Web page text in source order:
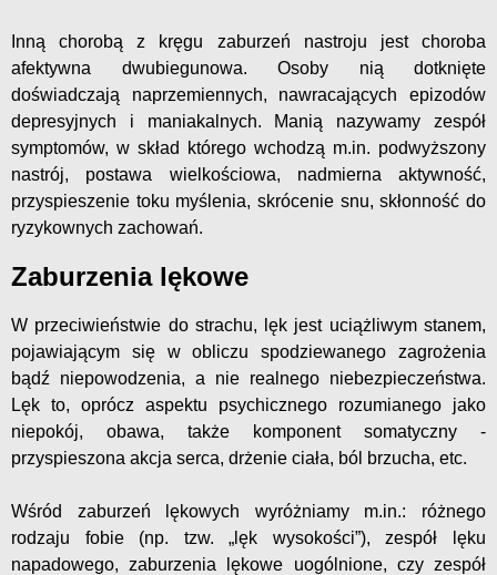
Inną chorobą z kręgu zaburzeń nastroju jest choroba
afektywna dwubiegunowa. Osoby nią dotknięte
doświadczają naprzemiennych, nawracających epizodów
depresyjnych i maniakalnych. Manią nazywamy zespół
symptomów, w skład którego wchodzą m.in. podwyższony
nastrój, postawa wielkościowa, nadmierna aktywność,
przyspieszenie toku myślenia, skrócenie snu, skłonność do
ryzykownych zachowań.
Zaburzenia lękowe
W przeciwieństwie do strachu, lęk jest uciążliwym stanem,
pojawiającym się w obliczu spodziewanego zagrożenia
bądź niepowodzenia, a nie realnego niebezpieczeństwa.
Lęk to, oprócz aspektu psychicznego rozumianego jako
niepokój, obawa, także komponent somatyczny -
przyspieszona akcja serca, drżenie ciała, ból brzucha, etc.
Wśród zaburzeń lękowych wyróżniamy m.in.: różnego
rodzaju fobie (np. tzw. „lęk wysokości”), zespół lęku
napadowego, zaburzenia lękowe uogólnione, czy zespół